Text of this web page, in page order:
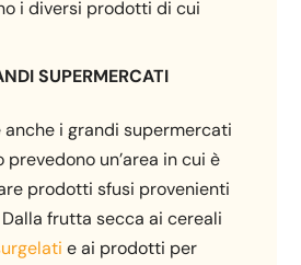
i diversi prodotti di cui
SUPERMERCATI
i grandi supermercati
un’area in cui è
prodotti sfusi provenienti
frutta secca ai cereali
e ai prodotti per